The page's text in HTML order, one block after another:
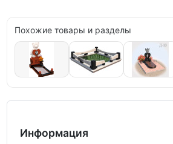
Похожие товары и разделы
Информация